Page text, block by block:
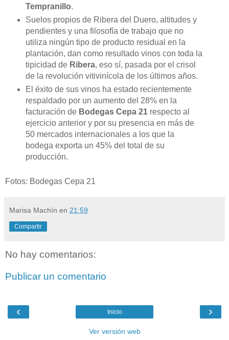
Tempranillo.
Suelos propios de Ribera del Duero, altitudes y
pendientes y una filosofía de trabajo que no
utiliza ningún tipo de producto residual en la
plantación, dan como resultado vinos con toda la
tipicidad de Ribera, eso sí, pasada por el crisol
de la revolución vitivinícola de los últimos años.
El éxito de sus vinos ha estado recientemente
respaldado por un aumento del 28% en la
facturación de Bodegas Cepa 21respecto al
ejercicio anterior y por su presencia en más de
50 mercados internacionales a los que la
bodega exporta un 45% del total de su
producción.
Fotos: Bodegas Cepa 21
Marisa Machín en 21:59
Compartir
No hay comentarios:
Publicar un comentario
‹ ›
Inicio
Ver versión web